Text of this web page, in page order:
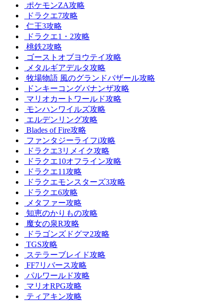
ポケモンZA攻略
ドラクエ7攻略
仁王3攻略
ドラクエ1・2攻略
桃鉄2攻略
ゴーストオブヨウテイ攻略
メタルギアデルタ攻略
牧場物語 風のグランドバザール攻略
ドンキーコングバナンザ攻略
マリオカートワールド攻略
モンハンワイルズ攻略
エルデンリング攻略
Blades of Fire攻略
ファンタジーライフi攻略
ドラクエ3リメイク攻略
ドラクエ10オフライン攻略
ドラクエ11攻略
ドラクエモンスターズ3攻略
ドラクエ6攻略
メタファー攻略
知恵のかりもの攻略
魔女の泉R攻略
ドラゴンズドグマ2攻略
TGS攻略
ステラーブレイド攻略
FF7リバース攻略
パルワールド攻略
マリオRPG攻略
ティアキン攻略